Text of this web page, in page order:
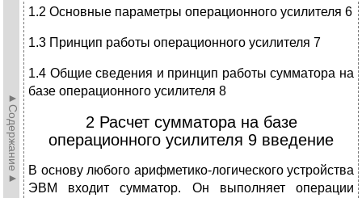
►Содержание►
1.2 Основные параметры операционного усилителя 6
1.3 Принцип работы операционного усилителя 7
1.4 Общие сведения и принцип работы сумматора на
базе операционного усилителя 8
2 Расчет сумматора на базе
операционного усилителя 9 введение
В основу любого арифметико-логического устройства
ЭВМ входит сумматор. Он выполняет операции